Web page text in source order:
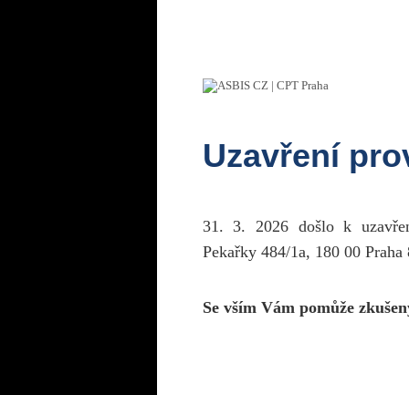
Uzavření
31. 3. 2026 došlo k
Pekařky 484/1a, 180 00 Praha
Se vším Vám pomůže